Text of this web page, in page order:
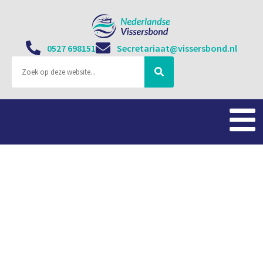
0527 698151 Secretariaat@vissersbond.nl